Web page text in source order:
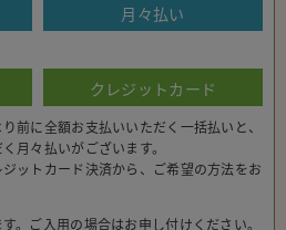
月々払い
クレジットカード
前に全額お支払いいただく一括払いと、
月々払いがございます。
ットカード決済から、ご希望の方法をお
。ご入用の場合はお申し付けください。